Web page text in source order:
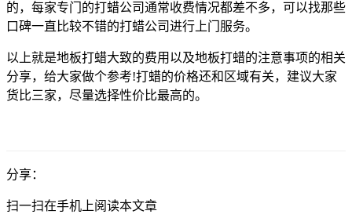
的，每家专门的打蜡公司通常收费情况都差不多，可以找那些
口碑一直比较不错的打蜡公司进行上门服务。
以上就是地板打蜡大致的费用以及地板打蜡的注意事项的相关
分享，给大家做个参考!打蜡的价格还和区域有关，建议大家
货比三家，尽量选择性价比最高的。
分享：
扫一扫在手机上阅读本文章